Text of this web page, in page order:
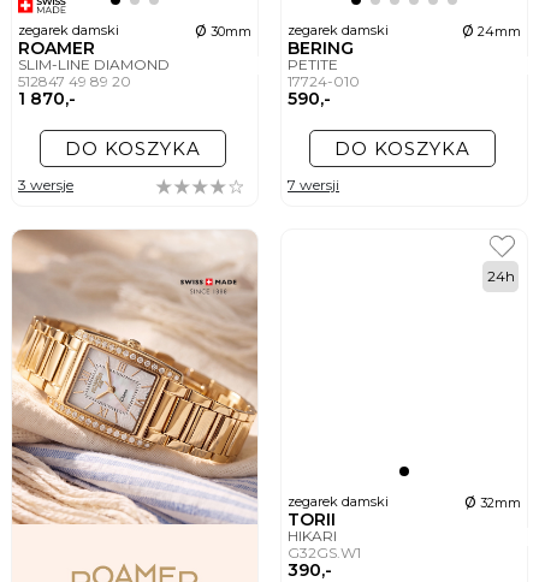
zegarek damski ø 30mm
ROAMER
SLIM-LINE DIAMOND
512847 49 89 20
1 870,-
DO KOSZYKA
3 wersje
zegarek damski ø 24mm
BERING
PETITE
17724-010
590,-
DO KOSZYKA
7 wersji
zegarek damski ø 32mm
TORII
HIKARI
G32GS.W1
390,-
24h